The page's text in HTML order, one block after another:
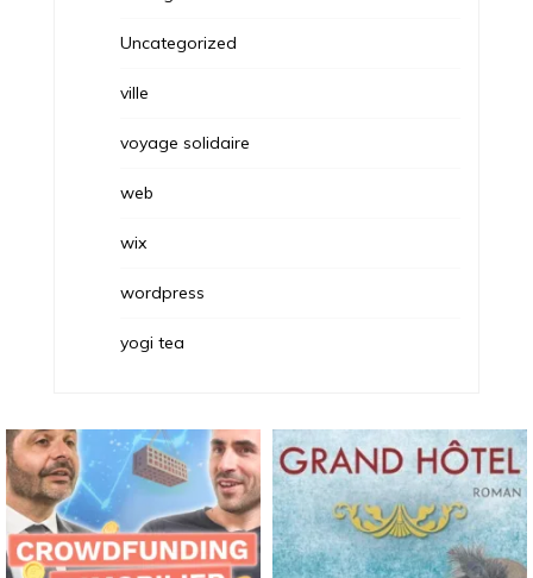
Uncategorized
ville
voyage solidaire
web
wix
wordpress
yogi tea